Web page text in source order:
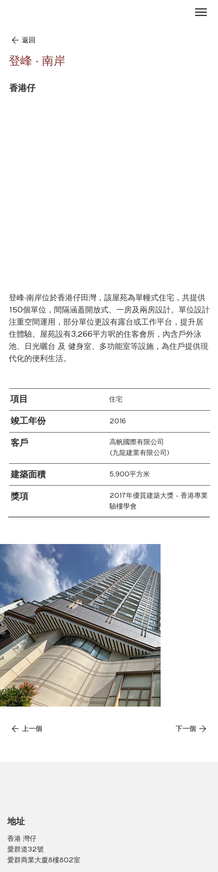
返回
登峰 ‧ 南岸
香港仔
登峰‧南岸位於香港仔田灣，該屋苑為單幢式住宅，共提供
150個單位，間隔涵蓋開放式、一房及兩房設計。單位設計
注重空間運用，部分單位更設有露台或工作平台，提升居
住體驗。屋苑設有3,266平方呎的住客會所，內含戶外泳
池、日光曬台 及 健身室、多功能室等設施，為住戶提供現
代化的便利生活。
項目 住宅
竣工年份 2016
客戶
高帆國際有限公司
(九龍建業有限公司)
建築面積 5,900平方米
獎項
2017年優質建築大獎 - 香港專業
驗樓學會
上一個 下一個
地址
香港 灣仔
愛群道32號
愛群商業大廈8樓802室